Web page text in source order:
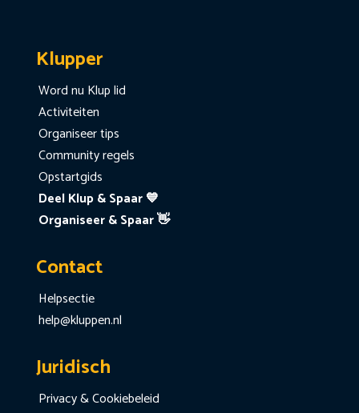
Klupper
Word nu Klup lid
Activiteiten
Organiseer tips
Community regels
Opstartgids
Deel Klup & Spaar 💙
Organiseer & Spaar 👋
Contact
Helpsectie
help@kluppen.nl
Juridisch
Privacy & Cookiebeleid